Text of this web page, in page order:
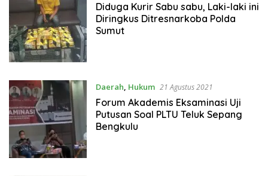
Diduga Kurir Sabu sabu, Laki-laki ini
Diringkus Ditresnarkoba Polda
Sumut
Daerah, Hukum 21 Agustus 2021
Forum Akademis Eksaminasi Uji
Putusan Soal PLTU Teluk Sepang
Bengkulu